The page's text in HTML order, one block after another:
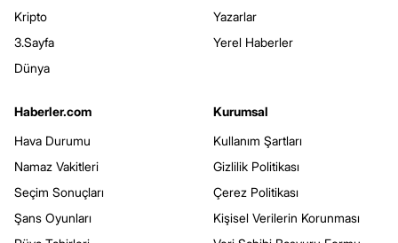
Kripto
3.Sayfa
Dünya
Yazarlar
Yerel Haberler
Haberler.com
Hava Durumu
Namaz Vakitleri
Seçim Sonuçları
Şans Oyunları
Kurumsal
Kullanım Şartları
Gizlilik Politikası
Çerez Politikası
Kişisel Verilerin Korunması